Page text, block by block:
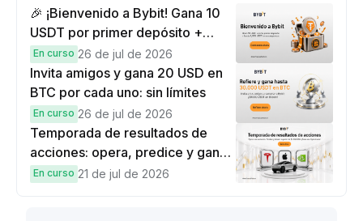
🎉 ¡Bienvenido a Bybit! Gana 10
USDT por primer depósito +
hasta 9,999 USDT en
recompensas
En curso 26 de jul de 2026
Invita amigos y gana 20 USD en
BTC por cada uno: sin límites
En curso 26 de jul de 2026
Temporada de resultados de
acciones: opera, predice y gana
una Cybertruck.
En curso 21 de jul de 2026